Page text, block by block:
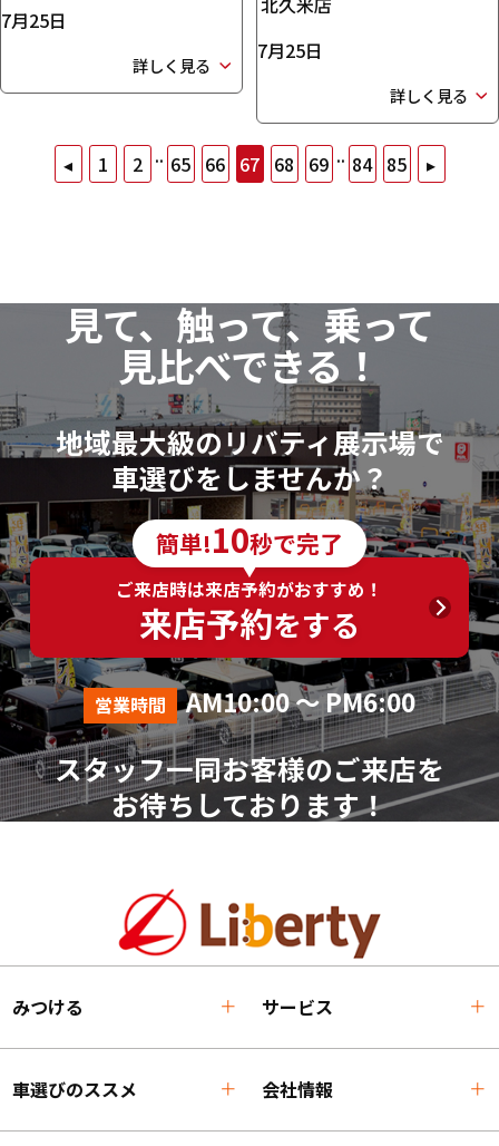
7月25日
詳しく見る
7月25日
詳しく見る
◂ 1 2 .. 65 66 67 68 69 .. 84 85 ▸
見て、触って、乗って
見比べできる！
地域最大級のリバティ展示場で
車選びをしませんか？
簡単!10秒で完了
ご来店時は来店予約がおすすめ！
来店予約をする
営業時間 AM10:00 ～ PM6:00
スタッフ一同お客様のご来店を
お待ちしております！
みつける サービス
車選びのススメ 会社情報